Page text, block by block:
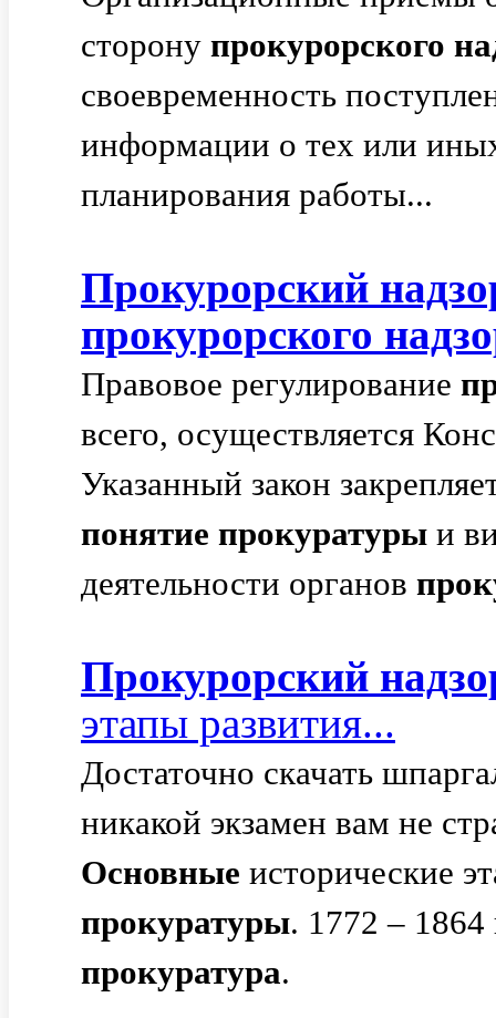
сторону прокурорского
своевременность
информации о тех или
планирования работы...
Прокурорский
прокурорского
Правовое регулирование
всего, осуществляется
Указанный закон
понятие прокуратуры и
деятельности органов
Прокурорский
этапы развития...
Достаточно скачать
никакой экзамен вам не
Основные исторические
прокуратуры. 1772 – 1864
прокуратура.